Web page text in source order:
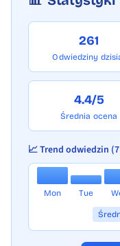
261
Odwiedziny
4.4/5
Średnia ocena
📈 Trend odwiedzin
Mon Tue